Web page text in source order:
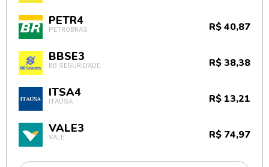
PETR4
PETROBRAS R$ 40,87
BBSE3
BB SEGURIDADE R$ 38,38
ITSA4
ITAÚSA R$ 13,21
VALE3
VALE R$ 74,97